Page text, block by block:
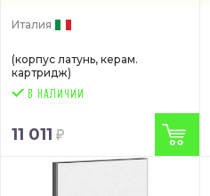
Италия
(корпус латунь, керам.
картридж)
11 011